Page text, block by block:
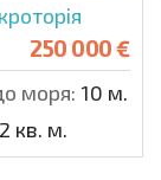
250 000 €
моря: 10 м.
кв. м.